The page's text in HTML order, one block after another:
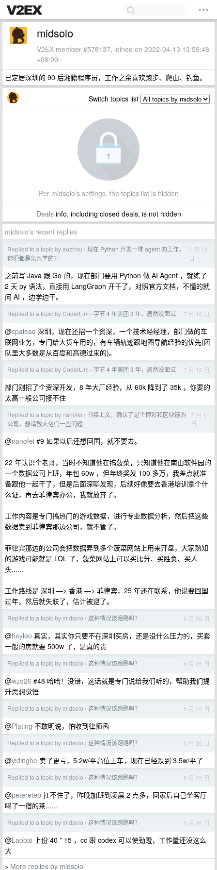
midsolo
V2EX member #578137, joined on 2022-04-13 13:59:48
+08:00
已定居深圳的 90 后湘籍程序员，工作之余喜欢跑步、爬山、钓鱼。
Switch topics list
Per midsolo's settings, the topics list is hidden
Dealsinfo, including closed deals, is not hidden
midsolo's recent replies
Replied to a topic by aozhou › 现在 Python 开发一堆 agent 的工作，
你们都是怎么学的？
7 月 18
日
之前写 Java 跟 Go 的，现在部门要用 Python 做 AI Agent ，就练了
2 天 py 语法，直接用 LangGraph 开干了，对照官方文档，不懂的就
问 AI ，边学边干。
Replied to a topic by CoderLim › 字节 4 年美团 3 年，居然没面试 7 月 16 日
@cpalead 深圳，现在还招一个资深，一个技术经经理，部门做的车
联网业务，专门给大货车用的，有车辆轨迹跟地图导航经验的优先(团
队里大多数是从百度和高德过来的)。
Replied to a topic by CoderLim › 字节 4 年美团 3 年，居然没面试 7 月 16 日
部门刚招了个资深开发，8 年大厂经验，从 60k 降到了 35k ，你要的
太高一般公司接不住
Replied to a topic by nanofei › 书接上文，确认了是个博彩和区块链的
公司，想请教大佬们一些问题
7 月 11
日
@nanofei #9 如果以后还想回国，就不要去。
22 年认识个老哥，当时不知道他在搞菠菜，只知道他在南山软件园的
一个数据公司上班，年包 60w ，但年终奖发 100 多万，我差点就准
备跟他一起干了，但是后面深聊发现，后续好像要去香港培训拿个什
么证，再去菲律宾办公，我就放弃了。
工作内容是专门搞热门的游戏数据，进行专业数据分析，然后把这些
数据卖到菲律宾那边公司，就不管了。
菲律宾那边的公司会把数据弄到多个菠菜网站上用来开盘，大家熟知
的游戏可能就是 LOL 了，菠菜网站上可以买比分、买胜负、买人
头......
工作路线是 深圳 —> 香港 —> 菲律宾，25 年还在联系，他说要回国
过年，然后就失联了，估计被逮了。
Replied to a topic by midsolo › 这种情况该跑路吗？ 6 月 26 日
@heyleo 真实，其实你只要不在深圳买房，还是没什么压力的，买套
一般的房就要 500w 了，是真的贵
Replied to a topic by midsolo › 这种情况该跑路吗？ 6 月 26 日
@wzq26 #48 哈哈！没错，这话就是专门说给我们听的，帮助我们提
升思想觉悟
Replied to a topic by midsolo › 这种情况该跑路吗？ 6 月 26 日
@Plating 不敢明说，怕收到律师函
Replied to a topic by midsolo › 这种情况该跑路吗？ 6 月 26 日
@yidinghe 卖了更亏，5.2w/平高位上车，现在已经跌到 3.5w/平了
Replied to a topic by midsolo › 这种情况该跑路吗？ 6 月 26 日
@peteretep 扛不住了，昨晚加班到凌晨 2 点多，回家后自己坐客厅
喝了一宿的茶......
Replied to a topic by midsolo › 这种情况该跑路吗？ 6 月 26 日
@Laobai 上份 40 * 15 ，cc 跟 codex 可以使劲蹬，工作量还没这么
大
» More replies by midsolo